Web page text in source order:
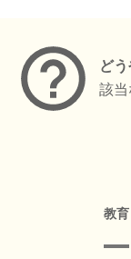
ど
該当
教育